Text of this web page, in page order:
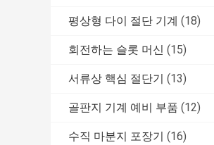
평상형 다이 절단 기계 (18)
회전하는 슬롯 머신 (15)
서류상 핵심 절단기 (13)
골판지 기계 예비 부품 (12)
수직 마분지 포장기 (16)